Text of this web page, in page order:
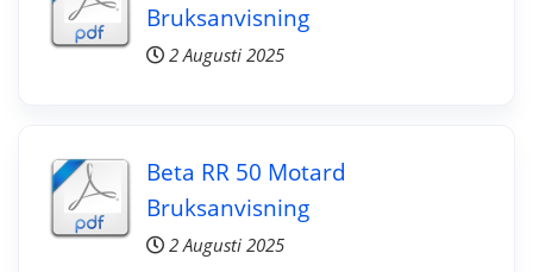
Bruksanvisning
2 Augusti 2025
Beta RR 50 Motard
Bruksanvisning
2 Augusti 2025